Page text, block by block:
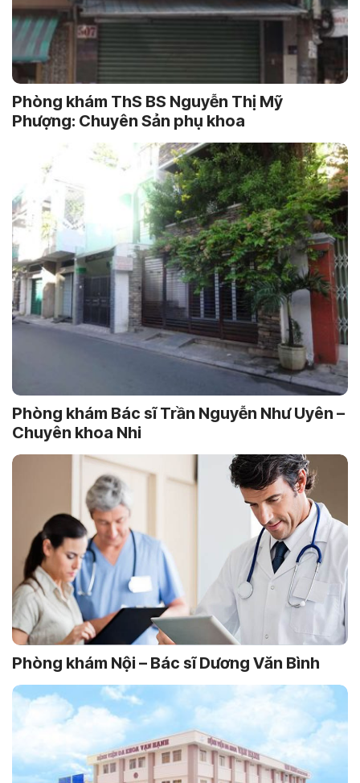
Phòng khám ThS BS Nguyễn Thị Mỹ
Phượng: Chuyên Sản phụ khoa
Phòng khám Bác sĩ Trần Nguyễn Như Uyên –
Chuyên khoa Nhi
Phòng khám Nội – Bác sĩ Dương Văn Bình